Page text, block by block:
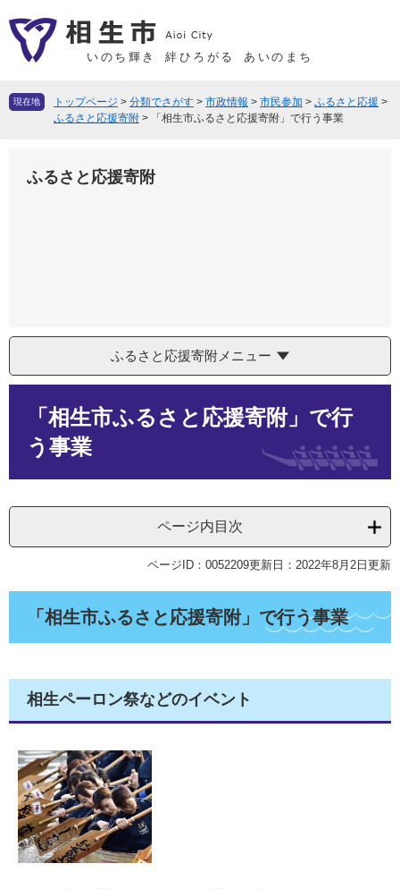
ー
先
ニ
を
いのち輝き 絆ひろがる あいのまち
現在地 トップページ > 分類でさがす > 市政情報 > 市民参加 > ふるさと応援 >
ふるさと応援寄附 > 「相生市ふるさと応援寄附」で行う事業
ふるさと応援寄附
ふるさと応援寄附メニュー
「相生市ふるさと応援寄附」で行
う事業
ページ内目次
ページID：0052209更新日：2022年8月2日更新
「相生市ふるさと応援寄附」で行う事業
相生ペーロン祭などのイベント